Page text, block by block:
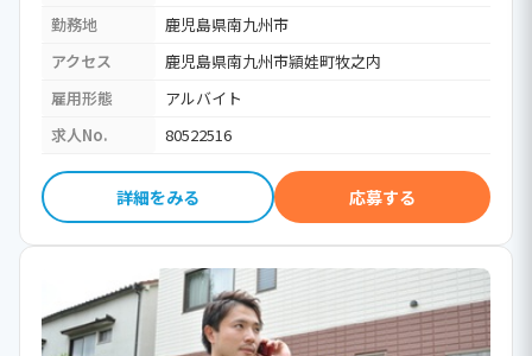
勤務地
鹿児島県南九州市
アクセス
鹿児島県南九州市頴娃町牧之内
雇用形態
アルバイト
求人No.
80522516
詳細をみる 応募する